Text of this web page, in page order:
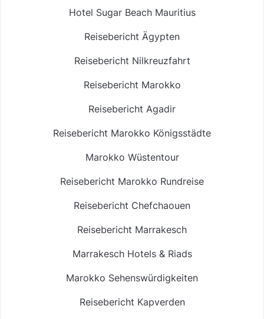
Hotel Sugar Beach Mauritius
Reisebericht Ägypten
Reisebericht Nilkreuzfahrt
Reisebericht Marokko
Reisebericht Agadir
Reisebericht Marokko Königsstädte
Marokko Wüstentour
Reisebericht Marokko Rundreise
Reisebericht Chefchaouen
Reisebericht Marrakesch
Marrakesch Hotels & Riads
Marokko Sehenswürdigkeiten
Reisebericht Kapverden